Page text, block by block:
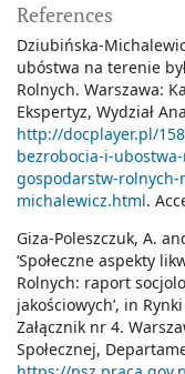
References
Dziubińska-
ubóstwa na terenie
Rolnych. Warszawa:
Ekspertyz, Wydział
http://docplayer.pl/
bezrobocia-i-
gospodarstw-
michalewicz.html.
Giza-Poleszczuk, A.
‘Społeczne aspekty
Rolnych: raport
jakościowych’, in
Załącznik nr 4.
Społecznej,